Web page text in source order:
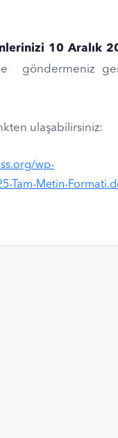
10 Aralık
göndermeniz
ulaşabilirsiniz:
wp-
Tam-Metin-